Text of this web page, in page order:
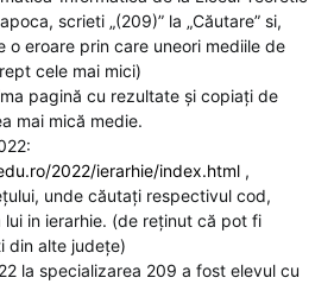
scrieti „(209)” la „Căutare” si,
o eroare prin care uneori mediile de
cele mai mici)
pagină cu rezultate și copiați de
mai mică medie.
2022/ierarhie/index.html ,
unde căutați respectivul cod,
in ierarhie. (de reținut că pot fi
din alte județe)
la specializarea 209 a fost elevul cu